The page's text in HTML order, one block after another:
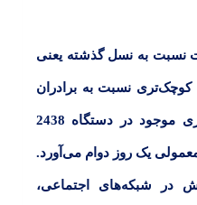
نسبت به نسل گذشته یعنی
کوچک‌تری نسبت به برادران
موجود در دستگاه 2438
یک روز دوام می‌آورد.
در شبکه‌های اجتماعی،